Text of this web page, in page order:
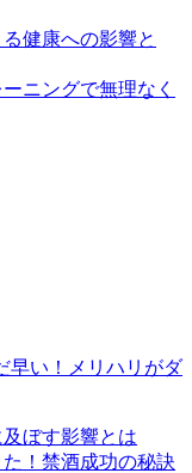
健康への影響と
ニングで無理なく
早い！メリハリがダ
ぼす影響とは
た！禁酒成功の秘訣